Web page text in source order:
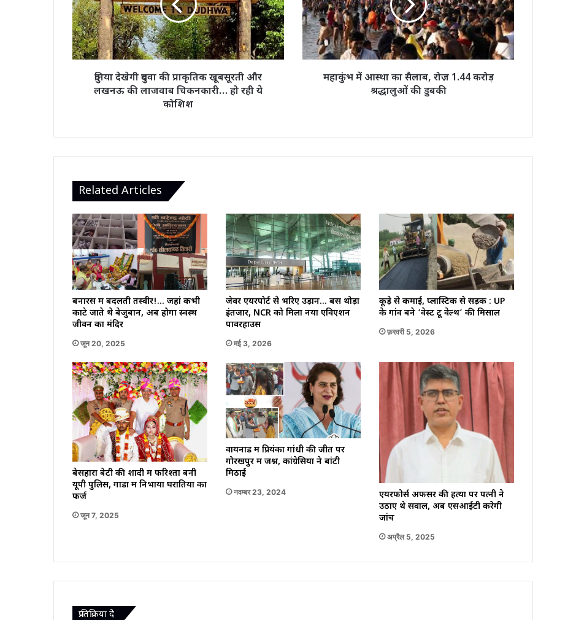
प्राकृतिक
खूबसूरती
और
लखनऊ
की
लाजवाब
चिकनकारी…
कोशिश
दुनिया देखेगी दुधवा की प्राकृतिक खूबसूरती और
लखनऊ की लाजवाब चिकनकारी… हो रही ये
कोशिश
सैलाब,
रोज़
1.44
करोड़
श्रद्धालुओं
महाकुंभ में आस्था का सैलाब, रोज़ 1.44 करोड़
श्रद्धालुओं की डुबकी
Related Articles
बनारस में बदलती तस्वीर!… जहां कभी
काटे जाते थे बेजुबान, अब होगा स्वस्थ
जीवन का मंदिर
जून 20, 2025
जेवर एयरपोर्ट से भरिए उड़ान… बस थोड़ा
इंतजार, NCR को मिला नया एविएशन
पावरहाउस
मई 3, 2026
कूड़े से कमाई, प्लास्टिक से सड़कें : UP
के गांव बने ‘वेस्ट टू वेल्थ’ की मिसाल
फ़रवरी 5, 2026
बेसहारा बेटी की शादी में फरिश्ता बनी
यूपी पुलिस, गोंडा में निभाया घरातियों का
फर्ज
जून 7, 2025
वायनाड में प्रियंका गांधी की जीत पर
गोरखपुर में जश्न, कांग्रेसियों ने बांटी
मिठाई
नवम्बर 23, 2024
एयरफोर्स अफसर की हत्या पर पत्नी ने
उठाए थे सवाल, अब एसआईटी करेगी
जांच
अप्रैल 5, 2025
प्रातिक्रिया दे